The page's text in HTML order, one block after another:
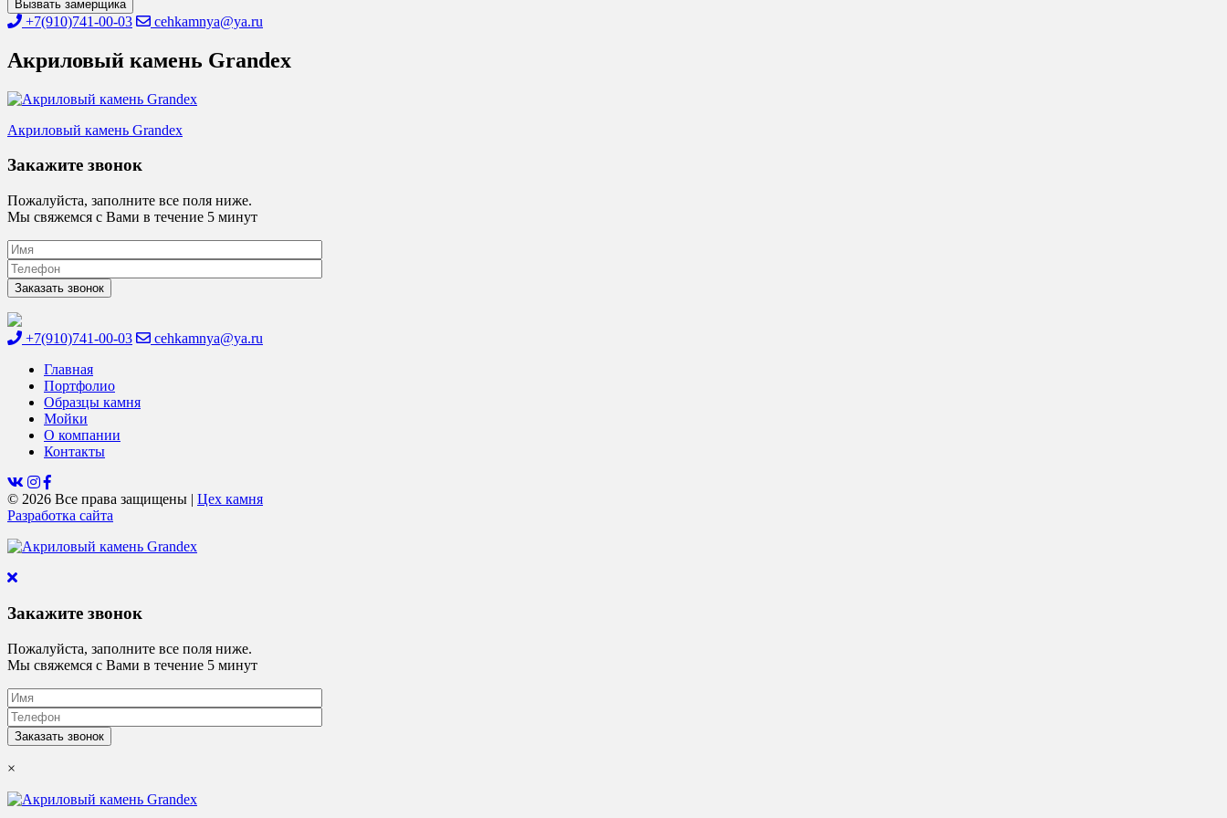
Вызвать замерщика
+7(910)741-00-03 cehkamnya@ya.ru
Акриловый камень Grandex
Навигация
по
Акриловый камень Grandex
Закажите звонок
Пожалуйста, заполните все поля ниже.
Мы свяжемся с Вами в течение 5 минут
+7(910)741-00-03
cehkamnya@ya.ru
Главная
Портфолио
Образцы камня
Мойки
О компании
Контакты
© 2026 Все права защищены | Цех камня
Разработка сайта
Закажите звонок
Пожалуйста, заполните все поля ниже.
Мы свяжемся с Вами в течение 5 минут
×